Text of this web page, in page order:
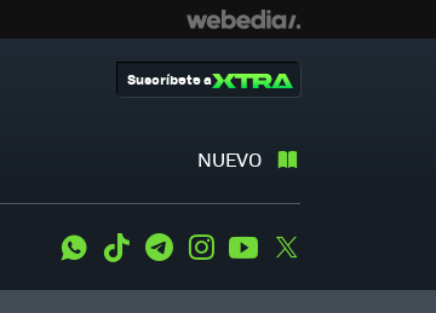
NUEVO
Suscríbete a
WhatsApp
Tiktok TelegramInstagramYoutube